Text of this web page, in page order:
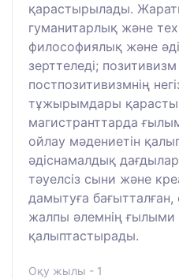
қарастырылады.
гуманитарлық және
философиялық және
зерттеледі;
постпозитивизмнің
тұжырымдары
магистранттарда
ойлау мәдениетін
әдіснамалдық
тәуелсіз сыни және
дамытуға
жалпы әлемнің ғылыми
қалыптастырады.
Оқу жылы - 1